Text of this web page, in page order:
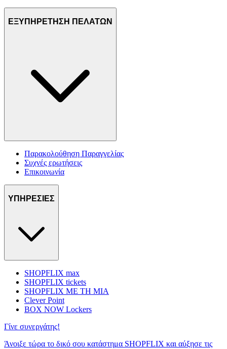
ΕΞΥΠΗΡΕΤΗΣΗ ΠΕΛΑΤΩΝ
Παρακολούθηση Παραγγελίας
Συχνές ερωτήσεις
Επικοινωνία
ΥΠΗΡΕΣΙΕΣ
SHOPFLIX max
SHOPFLIX tickets
SHOPFLIX ΜΕ ΤΗ ΜΙΑ
Clever Point
BOX NOW Lockers
Γίνε συνεργάτης!
Άνοιξε τώρα το δικό σου κατάστημα SHOPFLIX και αύξησε τις